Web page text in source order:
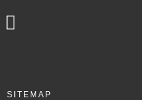
SITEMAP